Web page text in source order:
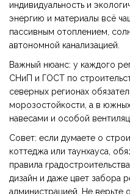
индивидуальность и
энергию и материалы всё
пассивным отоплением,
автономной канализацией.
Важный нюанс: у каждого
СНиП и ГОСТ по
северных регионах
морозостойкости, а в
навесами и особой
Совет: если думаете о
коттеджа или таунхауса,
правила
дизайн и даже цвет забора
администрацией. Не верьте